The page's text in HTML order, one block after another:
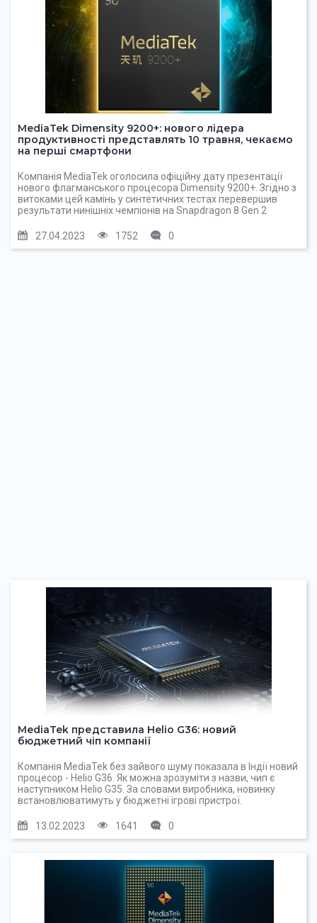
MediaTek Dimensity 9200+: нового лідера
продуктивності представлять 10 травня, чекаємо
на перші смартфони
Компанія MediaTek оголосила офіційну дату презентації
нового флагманського процесора Dimensity 9200+. Згідно з
витоками цей камінь у синтетичних тестах перевершив
результати нинішніх чемпіонів на Snapdragon 8 Gen 2
27.04.2023 1752 0
MediaTek представила Helio G36: новий
бюджетний чіп компанії
Компанія MediaTek без зайвого шуму показала в Індії новий
процесор - Helio G36. Як можна зрозуміти з назви, чип є
наступником Helio G35. За словами виробника, новинку
встановлюватимуть у бюджетні ігрові пристрої.
13.02.2023 1641 0